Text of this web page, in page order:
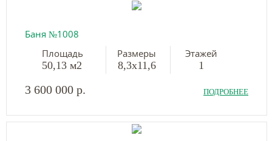
Баня №1008
Площадь
50,13 м2
Размеры
8,3х11,6
Этажей
1
3 600 000 р. ПОДРОБНЕЕ